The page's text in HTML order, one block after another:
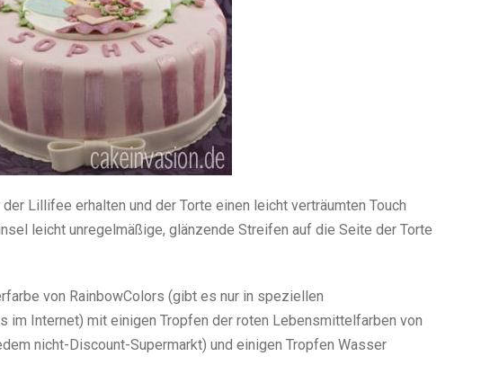
Lillifee erhalten und der Torte einen leicht verträumten Touch
leicht unregelmäßige, glänzende Streifen auf die Seite der Torte
von RainbowColors (gibt es nur in speziellen
im Internet) mit einigen Tropfen der roten Lebensmittelfarben von
nicht-Discount-Supermarkt) und einigen Tropfen Wasser